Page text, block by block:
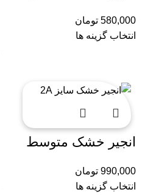
580,000 تومان
انتخاب گزینه ها
انجیر خشک متوسط
990,000 تومان
انتخاب گزینه ها